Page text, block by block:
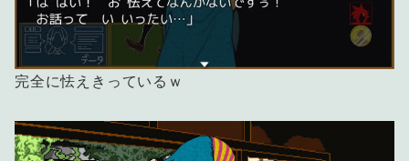
完全に怯えきっているｗ